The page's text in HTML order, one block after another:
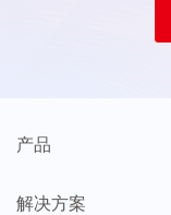
产品
解决方案